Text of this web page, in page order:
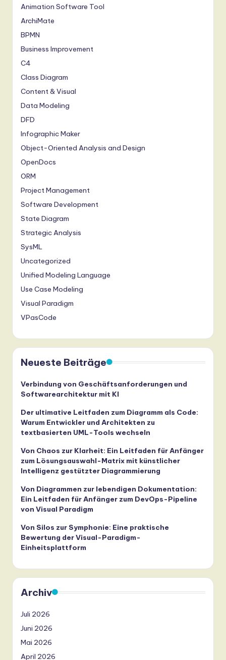
Animation Software Tool
ArchiMate
BPMN
Business Improvement
C4
Class Diagram
Content & Visual
Data Modeling
DFD
Infographic Maker
Object-Oriented Analysis and Design
OpenDocs
ORM
Project Management
Software Development
State Diagram
Strategic Analysis
SysML
Uncategorized
Unified Modeling Language
Use Case Modeling
Visual Paradigm
VPasCode
Neueste Beiträge
Verbindung von Geschäftsanforderungen und
Softwarearchitektur mit KI
Der ultimative Leitfaden zum Diagramm als Code:
Warum Entwickler und Architekten zu
textbasierten UML-Tools wechseln
Von Chaos zur Klarheit: Ein Leitfaden für Anfänger
zum Lösungsauswahl-Matrix mit künstlicher
Intelligenz gestützter Diagrammierung
Von Diagrammen zur lebendigen Dokumentation:
Ein Leitfaden für Anfänger zum DevOps-Pipeline
von Visual Paradigm
Von Silos zur Symphonie: Eine praktische
Bewertung der Visual-Paradigm-
Einheitsplattform
Archiv
Juli 2026
Juni 2026
Mai 2026
April 2026